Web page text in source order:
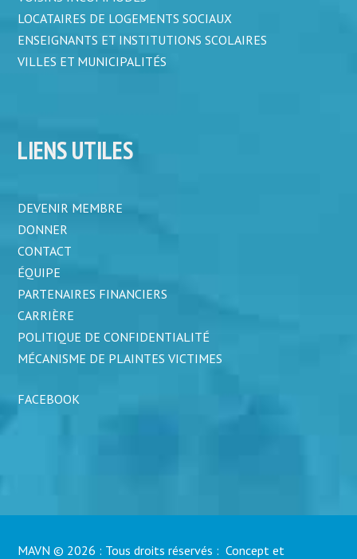
LOCATAIRES DE LOGEMENTS SOCIAUX
ENSEIGNANTS ET INSTITUTIONS SCOLAIRES
VILLES ET MUNICIPALITÉS
LIENS UTILES
DEVENIR MEMBRE
DONNER
CONTACT
ÉQUIPE
PARTENAIRES FINANCIERS
CARRIÈRE
POLITIQUE DE CONFIDENTIALITÉ
MÉCANISME DE PLAINTES VICTIMES
FACEBOOK
MAVN © 2026 : Tous droits réservés : Concept et